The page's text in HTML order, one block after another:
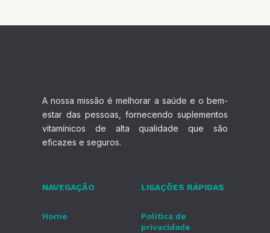
A nossa missão é melhorar a saúde e o bem-
estar das pessoas, fornecendo suplementos
vitamínicos de alta qualidade que são
eficazes e seguros.
NAVEGAÇÃO
Home
LIGAÇÕES RÁPIDAS
Política de
privacidade